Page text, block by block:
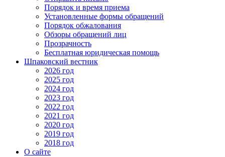
Порядок и время приема
Установленные формы обращений
Порядок обжалования
Обзоры обращений лиц
Прозрачность
Бесплатная юридическая помощь
Шпаковский вестник
2026 год
2025 год
2024 год
2023 год
2022 год
2021 год
2020 год
2019 год
2018 год
О сайте